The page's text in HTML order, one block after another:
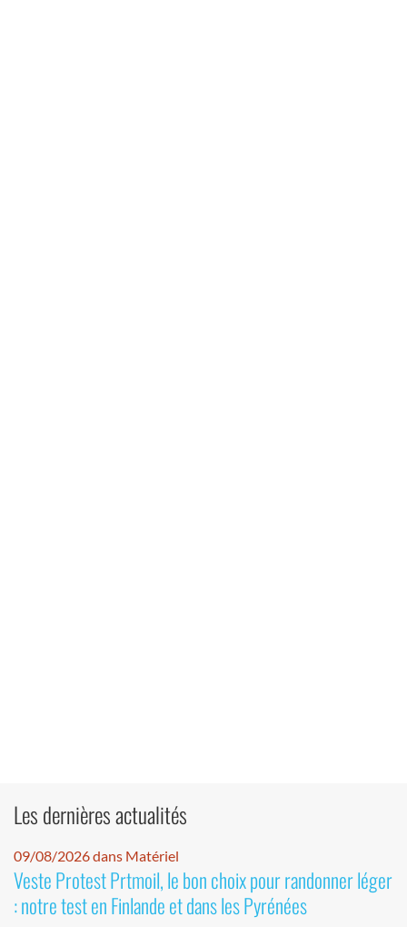
Les dernières actualités
09/08/2026 dans Matériel
Veste Protest Prtmoil, le bon choix pour randonner léger
: notre test en Finlande et dans les Pyrénées